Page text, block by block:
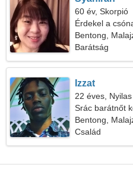
60 év, Skorpió
Érdekel a
Bentong,
Barátság
Izzat
22 éves, Nyilas
Srác barátnőt
Bentong,
Család